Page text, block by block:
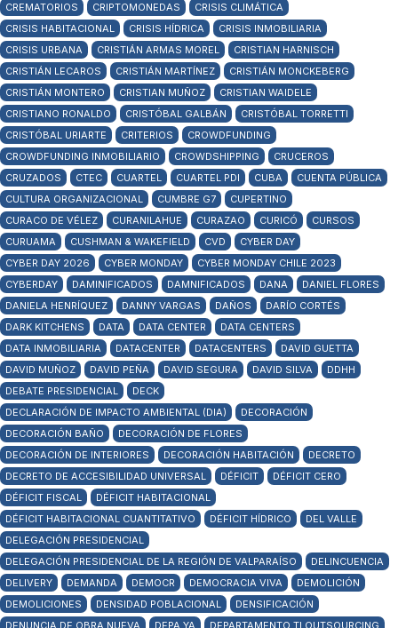
CREMATORIOS CRIPTOMONEDAS
CRISIS CLIMÁTICA
CRISIS HABITACIONAL
CRISIS HÍDRICA
CRISIS INMOBILIARIA
CRISIS URBANA
CRISTIÁN ARMAS MOREL
CRISTIAN HARNISCH
CRISTIÁN LECAROS
CRISTIÁN MARTÍNEZ
CRISTIÁN MONCKEBERG
CRISTIÁN MONTERO
CRISTIAN MUÑOZ
CRISTIAN WAIDELE
CRISTIANO RONALDO
CRISTÓBAL GALBÁN
CRISTÓBAL TORRETTI
CRISTÓBAL URIARTE
CRITERIOS
CROWDFUNDING
CROWDFUNDING INMOBILIARIO
CROWDSHIPPING
CRUCEROS
CRUZADOS
CTEC CUARTEL CUARTEL PDI CUBA
CUENTA PÚBLICA
CULTURA ORGANIZACIONAL
CUMBRE G7
CUPERTINO
CURACO DE VÉLEZ
CURANILAHUE CURAZAO CURICÓ
CURSOS
CURUAMA
CUSHMAN & WAKEFIELD CVD
CYBER DAY
CYBER DAY 2026
CYBER MONDAY
CYBER MONDAY CHILE 2023
CYBERDAY
DAMINIFICADOS DAMNIFICADOS DANA
DANIEL FLORES
DANIELA HENRÍQUEZ
DANNY VARGAS DAÑOS
DARÍO CORTÉS
DARK KITCHENS
DATA DATA CENTER
DATA CENTERS
DATA INMOBILIARIA
DATACENTER DATACENTERS
DAVID GUETTA
DAVID MUÑOZ
DAVID PEÑA DAVID SEGURA DAVID SILVA
DDHH
DEBATE PRESIDENCIAL
DECK
DECLARACIÓN DE IMPACTO AMBIENTAL (DIA)
DECORACIÓN
DECORACIÓN BAÑO
DECORACIÓN DE FLORES
DECORACIÓN DE INTERIORES
DECORACIÓN HABITACIÓN
DECRETO
DECRETO DE ACCESIBILIDAD UNIVERSAL
DÉFICIT
DÉFICIT CERO
DÉFICIT FISCAL
DÉFICIT HABITACIONAL
DÉFICIT HABITACIONAL CUANTITATIVO
DÉFICIT HÍDRICO
DEL VALLE
DELEGACIÓN PRESIDENCIAL
DELEGACIÓN PRESIDENCIAL DE LA REGIÓN DE VALPARAÍSO
DELINCUENCIA
DELIVERY
DEMANDA DEMOCR DEMOCRACIA VIVA
DEMOLICIÓN
DEMOLICIONES
DENSIDAD POBLACIONAL
DENSIFICACIÓN